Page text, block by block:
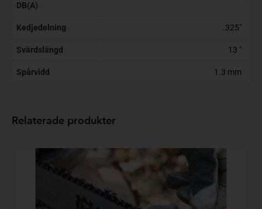
DB(A)
Kedjedelning .325"
Svärdslängd 13 "
Spårvidd 1.3 mm
Relaterade produkter